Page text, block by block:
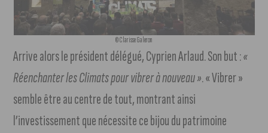
© Clarisse Galeron
Arrive alors le président délégué, Cyprien Arlaud. Son but :«
Réenchanter les Climats pour vibrer à nouveau ». « Vibrer »
semble être au centre de tout, montrant ainsi
l’investissement que nécessite ce bijou du patrimoine